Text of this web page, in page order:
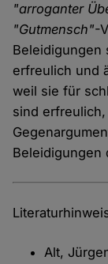
"arroganter
"Gutmensch"-
Beleidigungen
erfreulich und
weil sie für
sind
Beleidigungen
Alt,